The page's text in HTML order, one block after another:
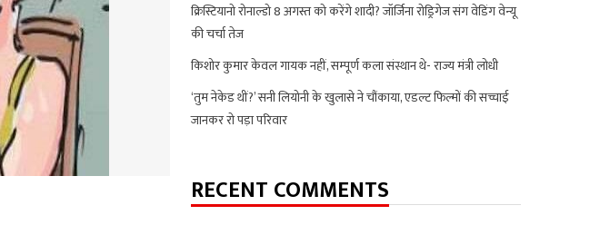
क्रिस्टियानो रोनाल्डो 8 अगस्त को करेंगे शादी? जॉर्जिना रोड्रिगेज संग वेडिंग वेन्यू
की चर्चा तेज
किशोर कुमार केवल गायक नहीं, सम्पूर्ण कला संस्थान थे- राज्य मंत्री लोधी
‘तुम नेकेड थीं?’ सनी लियोनी के खुलासे ने चौंकाया, एडल्ट फिल्मों की सच्चाई
जानकर रो पड़ा परिवार
RECENT COMMENTS